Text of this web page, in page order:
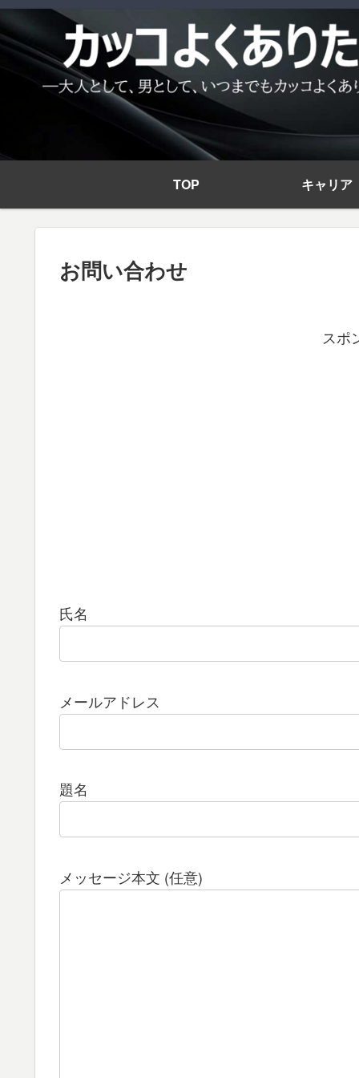
TOP キャリア
お問い合わせ
スポ
氏名
メールアドレス
題名
メッセージ本文 (任意)